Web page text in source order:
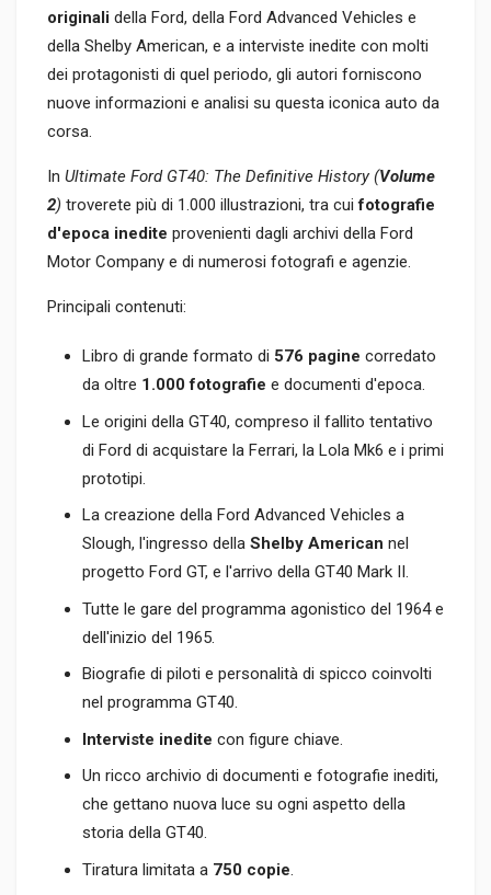
originali della Ford, della Ford Advanced Vehicles e
della Shelby American, e a interviste inedite con molti
dei protagonisti di quel periodo, gli autori forniscono
nuove informazioni e analisi su questa iconica auto da
corsa.
In Ultimate Ford GT40: The Definitive History (Volume
2) troverete più di 1.000 illustrazioni, tra cuifotografie
d'epoca inedite provenienti dagli archivi della Ford
Motor Company e di numerosi fotografi e agenzie.
Principali contenuti:
Libro di grande formato di 576 pagine corredato
da oltre 1.000 fotografie e documenti d'epoca.
Le origini della GT40, compreso il fallito tentativo
di Ford di acquistare la Ferrari, la Lola Mk6 e i primi
prototipi.
La creazione della Ford Advanced Vehicles a
Slough, l'ingresso della Shelby American nel
progetto Ford GT, e l'arrivo della GT40 Mark II.
Tutte le gare del programma agonistico del 1964 e
dell'inizio del 1965.
Biografie di piloti e personalità di spicco coinvolti
nel programma GT40.
Interviste inedite con figure chiave.
Un ricco archivio di documenti e fotografie inediti,
che gettano nuova luce su ogni aspetto della
storia della GT40.
Tiratura limitata a 750 copie